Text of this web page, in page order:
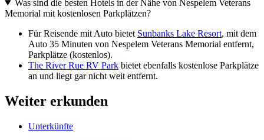
Was sind die besten Hotels in der Nähe von Nespelem Veterans
Memorial mit kostenlosen Parkplätzen?
Für Reisende mit Auto bietet Sunbanks Lake Resort, mit dem
Auto 35 Minuten von Nespelem Veterans Memorial entfernt,
Parkplätze (kostenlos).
The River Rue RV Park bietet ebenfalls kostenlose Parkplätze
an und liegt gar nicht weit entfernt.
Weiter erkunden
Unterkünfte